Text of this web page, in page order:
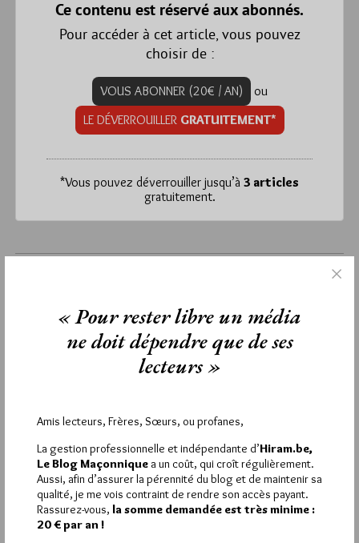
Ce contenu est réservé aux abonnés.
Pour accéder à cet article, vous pouvez
choisir de :
VOUS ABONNER (20€ / AN)
ou
LE DÉVERROUILLER GRATUITEMENT*
*Vous pouvez déverrouiller jusqu’à 3 articles
gratuitement.
Aucun commentaire
Étiquettes :Françoise Carer,GLFF,Le Rameau d'Or,
Salon du livre de Ronchin
La rédaction de commentaires est
réservée aux abonnés.
Si vous souhaitez rédiger des
commentaires, vous devez :
« Pour rester libre un média
ne doit dépendre que de ses
lecteurs »
Amis lecteurs, Frères, Sœurs, ou profanes,
La gestion professionnelle et indépendante d’Hiram.be,
Le Blog Maçonnique a un coût, qui croît régulièrement.
Aussi, afin d’assurer la pérennité du blog et de maintenir sa
qualité, je me vois contraint de rendre son accès payant.
Rassurez-vous, la somme demandée est très minime :
20 € par an !